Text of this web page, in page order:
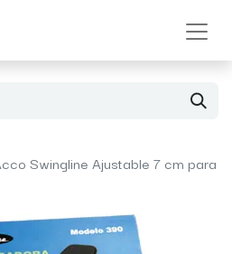
Swingline Ajustable 7 cm para